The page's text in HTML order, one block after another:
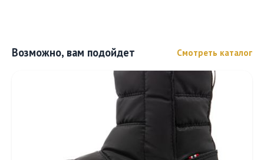
Возможно, вам подойдет Смотреть каталог